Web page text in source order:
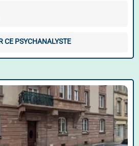
CE PSYCHANALYSTE